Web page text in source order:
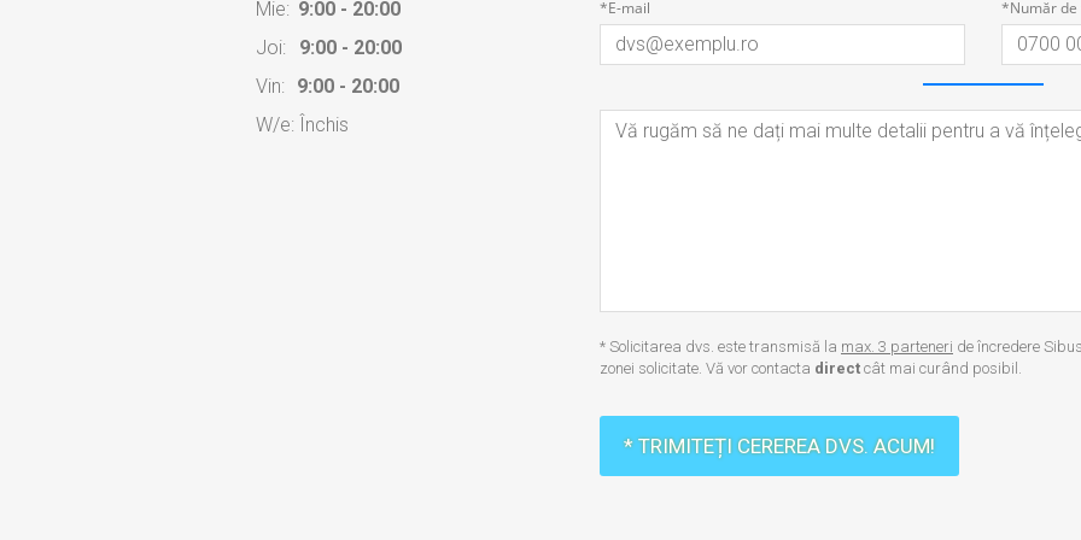
Mie: 9:00 - 20:00
Joi:
9:00 - 20:00
Vin:
9:00 - 20:00
W/e: Închis
*E-mail *Număr de
* Solicitarea dvs. este transmisă la max. 3 parteneri de încredere
zonei solicitate. Vă vor contacta direct cât mai curând posibil.
* TRIMITEȚI CEREREA DVS. ACUM!